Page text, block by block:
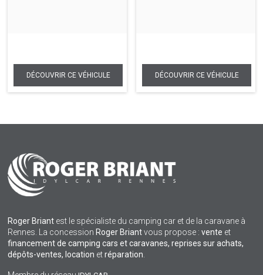
Roger Briant est le spécialiste du camping car et de la caravane à
Rennes. La concession Roger Briantvous propose : vente et
financement de camping cars et caravanes, reprises sur achats,
dépôts-ventes, location etréparation.